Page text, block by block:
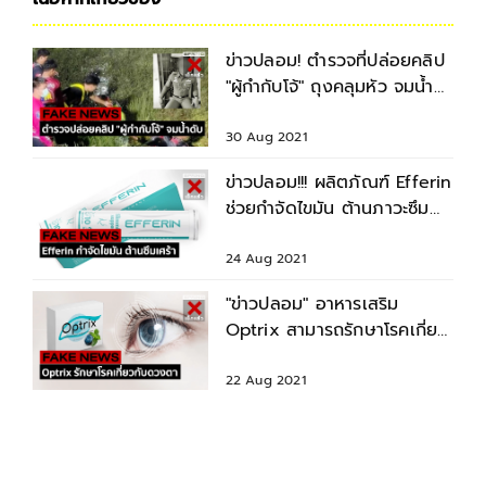
ข่าวปลอม! ตำรวจที่ปล่อยคลิป
"ผู้กำกับโจ้" ถุงคลุมหัว จมน้ำ
30 Aug 2021
ข่าวปลอม!!! ผลิตภัณฑ์ Efferin
ช่วยกำจัดไขมัน ต้านภาวะซึม
24 Aug 2021
"ข่าวปลอม" อาหารเสริม
Optrix สามารถรักษาโรคเกี่ยว
22 Aug 2021